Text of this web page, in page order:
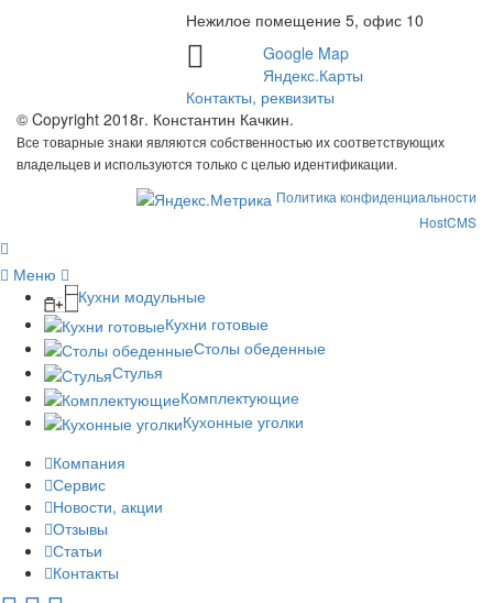
Нежилое помещение 5, офис 10
Google Map
Яндекс.Карты
Контакты, реквизиты
© Copyright 2018г. Константин Качкин.
Все товарные знаки являются собственностью их соответствующих
владельцев и используются только с целью идентификации.
Политика конфиденциальности
HostCMS
Меню
Кухни модульные
Кухни готовые
Столы обеденные
Стулья
Комплектующие
Кухонные уголки
Компания
Сервис
Новости, акции
Отзывы
Статьи
Контакты